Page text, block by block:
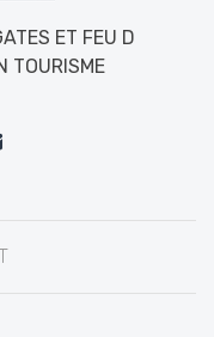
ET FEU D
TOURISME